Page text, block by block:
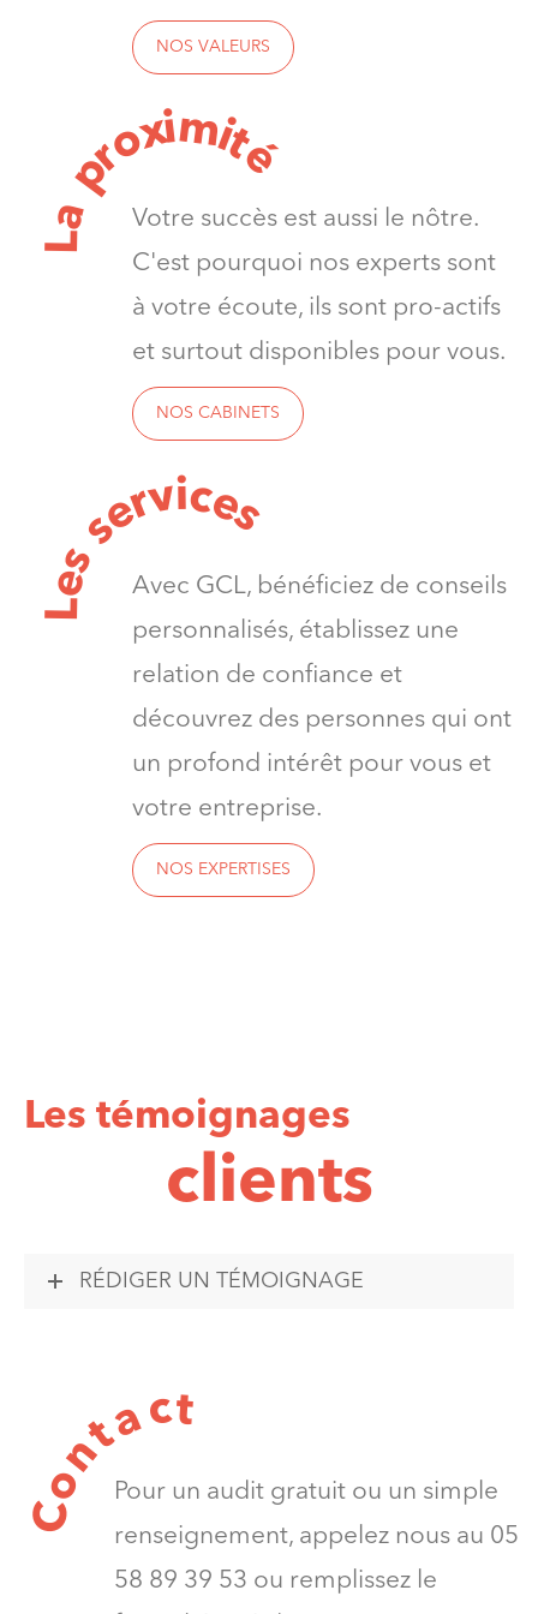
NOS VALEURS
L
a
p
r
ox
imi
t
é
Votre succès est aussi le nôtre.
C'est pourquoi nos experts sont
à votre écoute, ils sont pro-actifs
et surtout disponibles pour vous.
NOS CABINETS
L
e
s
s
e
rvice
s
Avec GCL, bénéficiez de conseils
personnalisés, établissez une
relation de confiance et
découvrez des personnes qui ont
un profond intérêt pour vous et
votre entreprise.
NOS EXPERTISES
Les témoignages
clients
RÉDIGER UN TÉMOIGNAGE
C
o
n
tact
Pour un audit gratuit ou un simple
renseignement, appelez nous au 05
58 89 39 53 ou remplissez le